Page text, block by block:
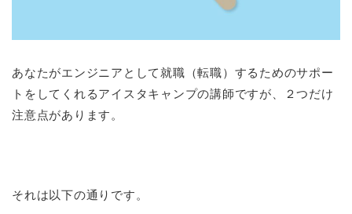
あなたがエンジニアとして就職（転職）するためのサポー
トをしてくれるアイスタキャンプの講師ですが、２つだけ
注意点があります。
それは以下の通りです。